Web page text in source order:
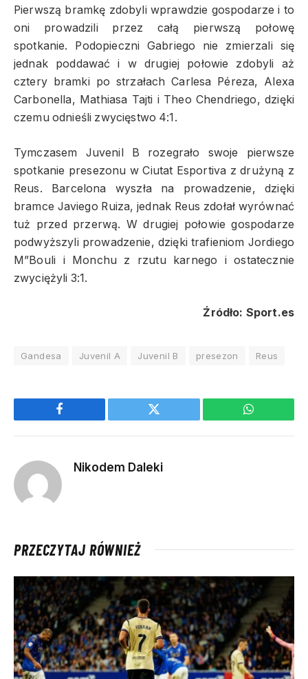
Pierwszą bramkę zdobyli wprawdzie gospodarze i to
oni prowadzili przez całą pierwszą połowę
spotkanie. Podopieczni Gabriego nie zmierzali się
jednak poddawać i w drugiej połowie zdobyli aż
cztery bramki po strzałach Carlesa Péreza, Alexa
Carbonella, Mathiasa Tajti i Theo Chendriego, dzięki
czemu odnieśli zwycięstwo 4:1.
Tymczasem Juvenil B rozegrało swoje pierwsze
spotkanie presezonu w Ciutat Esportiva z drużyną z
Reus. Barcelona wyszła na prowadzenie, dzięki
bramce Javiego Ruiza, jednak Reus zdołał wyrównać
tuż przed przerwą. W drugiej połowie gospodarze
podwyższyli prowadzenie, dzięki trafieniom Jordiego
M”Bouli i Monchu z rzutu karnego i ostatecznie
zwyciężyli 3:1.
Źródło: Sport.es
Gandesa Juvenil A Juvenil B presezon Reus
Facebook Twitter WhatsApp
Nikodem Daleki
PRZECZYTAJ RÓWNIEŻ